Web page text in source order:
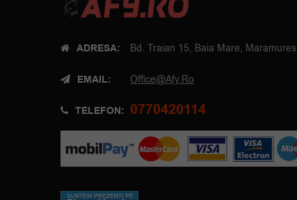
ADRESA: Bd. Traian 15, Baia Mare, Maramures
EMAIL: Office@afy.ro
TELEFON: 0770420114